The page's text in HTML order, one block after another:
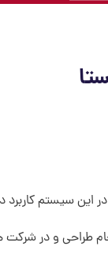
این سیستم کاربرد
و در شرکت